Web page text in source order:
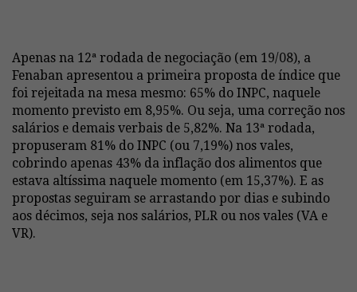
Apenas na 12ª rodada de negociação (em 19/08), a
Fenaban apresentou a primeira proposta de índice que
foi rejeitada na mesa mesmo: 65% do INPC, naquele
momento previsto em 8,95%. Ou seja, uma correção nos
salários e demais verbais de 5,82%. Na 13ª rodada,
propuseram 81% do INPC (ou 7,19%) nos vales,
cobrindo apenas 43% da inflação dos alimentos que
estava altíssima naquele momento (em 15,37%). E as
propostas seguiram se arrastando por dias e subindo
aos décimos, seja nos salários, PLR ou nos vales (VA e
VR).